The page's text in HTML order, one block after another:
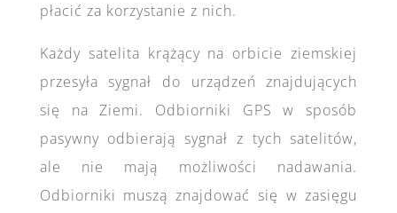
płacić za korzystanie z nich.
Każdy satelita krążący na orbicie ziemskiej
przesyła sygnał do urządzeń znajdujących
się na Ziemi. Odbiorniki GPS w sposób
pasywny odbierają sygnał z tych satelitów,
ale nie mają możliwości nadawania.
Odbiorniki muszą znajdować się w zasięgu